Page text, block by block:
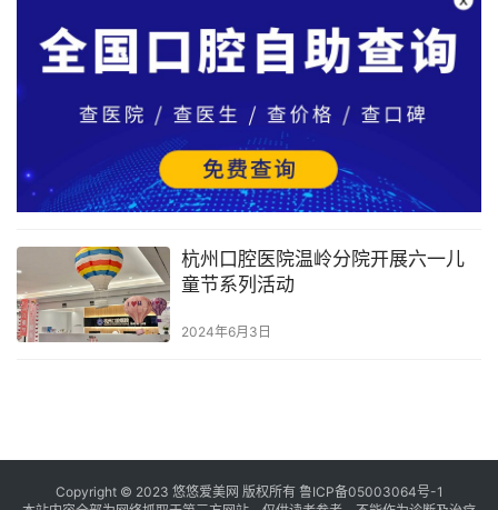
杭州口腔医院温岭分院开展六一儿
童节系列活动
2024年6月3日
Copyright © 2023 悠悠爱美网 版权所有 鲁ICP备05003064号-1